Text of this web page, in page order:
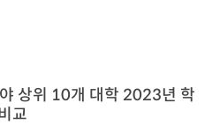
상위 10개 대학 2023년 학
교